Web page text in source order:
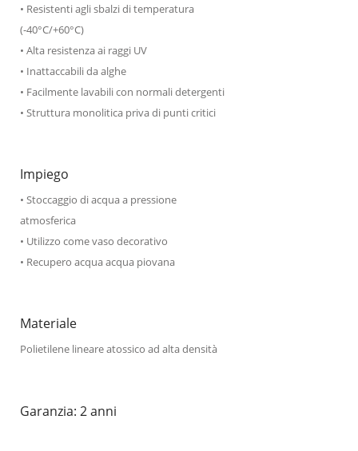
• Resistenti agli sbalzi di temperatura
(-40°C/+60°C)
• Alta resistenza ai raggi UV
• Inattaccabili da alghe
• Facilmente lavabili con normali detergenti
• Struttura monolitica priva di punti critici
Impiego
• Stoccaggio di acqua a pressione
atmosferica
• Utilizzo come vaso decorativo
• Recupero acqua acqua piovana
Materiale
Polietilene lineare atossico ad alta densità
Garanzia: 2 anni